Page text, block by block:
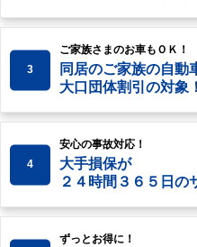
3
ご家族さまのお車もＯＫ！
同居のご家族の自動
大口団体割引の対象！
4
安心の事故対応！
大手損保が
２４時間３６５日の
ずっとお得に！